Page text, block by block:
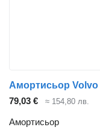
79,03 € ≈ 154,80 лв.
Амортисьор